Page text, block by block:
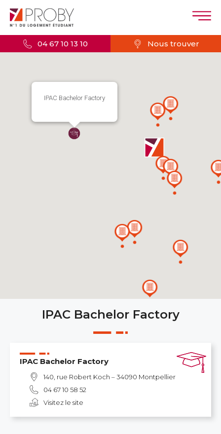
04 67 10 13 10 Nous trouver
IPAC Bachelor Factory
IPAC Bachelor Factory
IPAC Bachelor Factory
140, rue Robert Koch – 34090 Montpellier
04 67 10 58 52
Visitez le site